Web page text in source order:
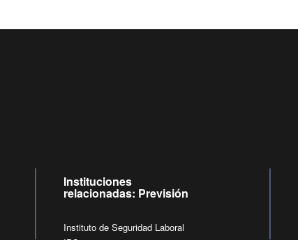
Instituciones
relacionadas: Previsión
Instituto de Seguridad Laboral